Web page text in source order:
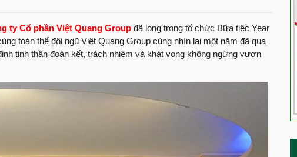
Lần đầu xây nhà vợ chồng Anh
như thế nào?
“Tuyệt vời” mỹ từ anh Cảnh dành
Chị Thơm nói gì về siêu phẩm nhà
Ngày bàn giao – Khẳng định năng
9.5/10 điểm hài lòng – Niềm vui
ty Cổ phần Việt Quang Group đã long trọng tổ chức Bữa tiệc Year
toàn thể đội ngũ Việt Quang Group cùng nhìn lại một năm đã qua
tinh thần đoàn kết, trách nhiệm và khát vọng không ngừng vươn